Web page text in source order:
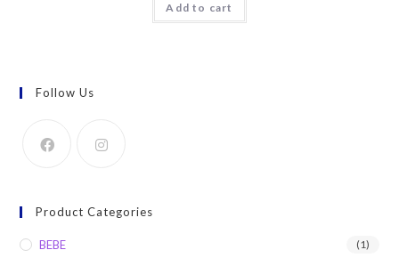
Add to cart
Follow Us
Product Categories
BEBE (1)